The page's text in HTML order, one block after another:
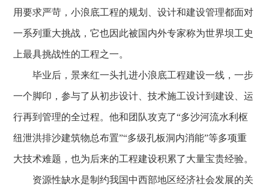
用要求严苛，小浪底工程的规划、设计和建设管理都面对
一系列重大挑战，它也因此被国内外专家称为世界坝工史
上最具挑战性的工程之一。
毕业后，景来红一头扎进小浪底工程建设一线，一步
一个脚印，参与了从初步设计、技术施工设计到建设、运
行再到管理的全过程。他和团队攻克了“多沙河流水利枢
纽泄洪排沙建筑物总布置”“多级孔板洞内消能”等多项重
大技术难题，也为后来的工程建设积累了大量宝贵经验。
资源性缺水是制约我国中西部地区经济社会发展的关